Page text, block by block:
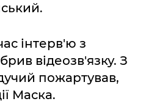
інтерв'ю з
відеозв'язку. З
пожартував,
Маска.